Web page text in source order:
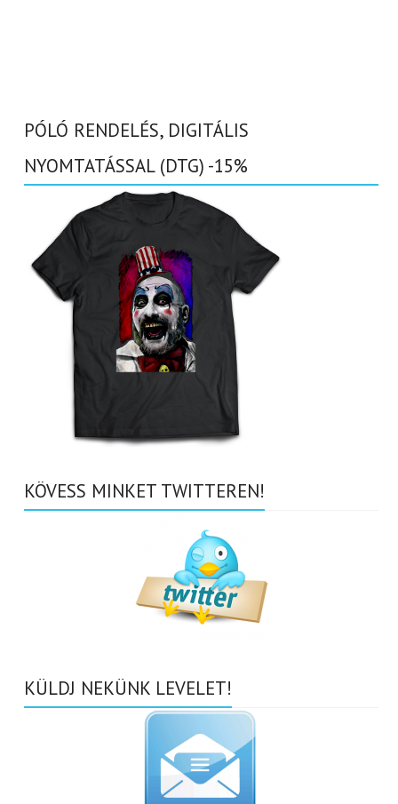
PÓLÓ RENDELÉS, DIGITÁLIS
NYOMTATÁSSAL (DTG) -15%
KÖVESS MINKET TWITTEREN!
KÜLDJ NEKÜNK LEVELET!